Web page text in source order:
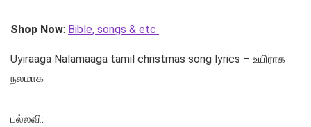
Shop Now: Bible, songs & etc
Uyiraaga Nalamaaga tamil christmas song lyrics – உயிராக
நலமாக
பல்லவி: